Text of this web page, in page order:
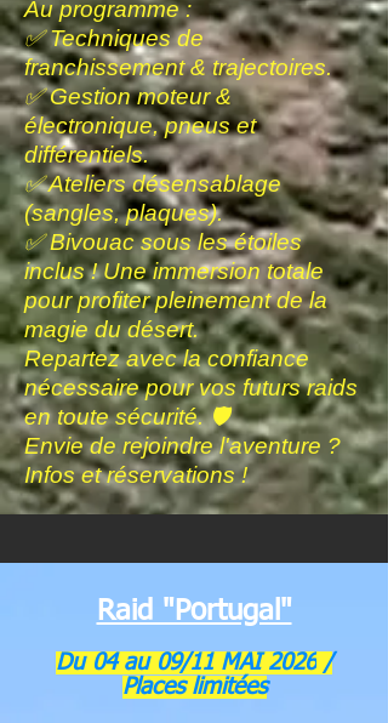
Au programme :
✅ Techniques de
franchissement & trajectoires.
✅ Gestion moteur &
électronique, pneus et
différentiels.
✅ Ateliers désensablage
(sangles, plaques).
✅ Bivouac sous les étoiles
inclus ! Une immersion totale
pour profiter pleinement de la
magie du désert.
Repartez avec la confiance
nécessaire pour vos futurs raids
en toute sécurité. 🛡️
Envie de rejoindre l'aventure ?
Infos et réservations !
Raid "Portugal"
Du 04 au 09/11 MAI 2026 /
Places limitées​